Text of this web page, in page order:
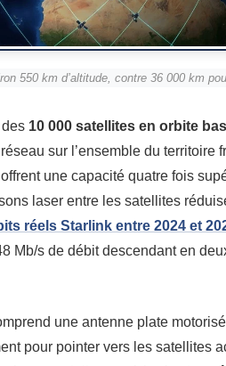
550 km d’altitude, contre 36 000 km
10 000 satellites en orbite
sur l’ensemble du territoire
une capacité quatre fois
laser entre les satellites
réels Starlink entre 2024 et
Mb/s de débit descendant en
une antenne plate
pour pointer vers les satellites